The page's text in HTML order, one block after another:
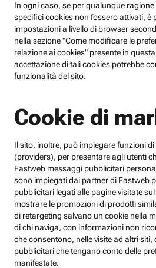
In ogni caso, se per qualunque
specifici cookies non fossero attivati, è
impostazioni a livello di browser
nella sezione "Come modificare le
relazione ai cookies" presente in
accettazione di tali cookies potrebbe
funzionalità del sito.
Cookie di
Il sito, inoltre, può impiegare funzioni
(providers), per presentare agli utenti
Fastweb messaggi pubblicitari
sono impiegati dai partner di Fastweb
pubblicitari legati alle pagine visitate
mostrare le promozioni di prodotti
di retargeting salvano un cookie nella
di chi naviga, con informazioni non
che consentono, nelle visite ad altri
pubblicitari che tengano conto delle
manifestate.